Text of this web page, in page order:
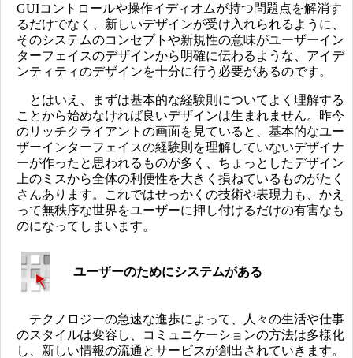
GUIコントロールや操作イディオムが持つ問題点を解消す
るだけでなく、新しいデザインが受け入れられるように、
そのシステムのコンセプトや新規性の意味がユーザーイン
ターフェイスのデザインから明確に伝わるような、アイデ
ンティティのデザインを十分に行う必要があるのです。
とはいえ、まずは基本的な経験則についてよく理解する
ことから始めなければ良いデザインは生まれません。昨今
のリッチクライアントの画面を見ていると、基本的なユー
ザーインターフェイスの経験則を理解していないデザイナ
ーが作ったと思われるものが多く、ちょっとしたデザイン
上のミスから全体の利便性を大きく損ねているものがたく
さんあります。これではせっかくの技術や表現力も、かえ
って無秩序な世界をユーザーに押し付けるだけの有害なも
のになってしまいます。
ユーザーのためにシステムがある
テクノロジーの急速な進歩によって、人々の生活や仕事
のスタイルは変容し、コミュニケーションの方法は多様化
し、新しい情報の流通とサービスが創出されていきます。